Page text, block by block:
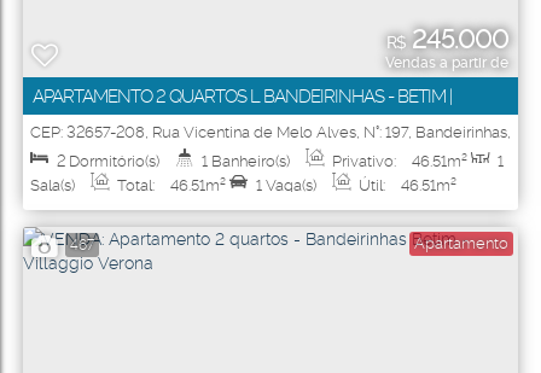
R$245.000
Vendas a partir de
APARTAMENTO 2 QUARTOS L BANDEIRINHAS - BETIM |
MINHA CASA MINHA VIDA L RESIDENCIAL NINHO DOS
PÁSSAROS
CEP: 32657-208, Rua Vicentina de Melo Alves, N°: 197, Bandeirinhas,
Betim
Minas Gerais Brasil
2 Dormitório(s) 1 Banheiro(s) Privativo: 46.51m²
1
Sala(s)
Total: 46.51m² 1 Vaga(s) Útil: 46.51m²
467 Apartamento